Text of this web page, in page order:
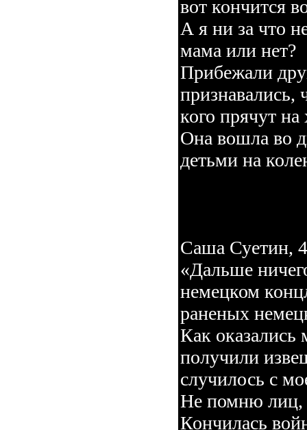
вот кончится
А я ни за что
мама или нет?
Прибежали
признавались,
кого прячут
Она вошла во
детьми на
Саша Суетин,
«Дальше
немецком
раненых
Как оказались
получили
случилось с
Не помню
Кончилась